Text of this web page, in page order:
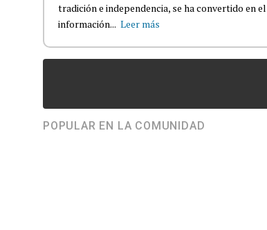
tradición e independencia, se ha convertido en
información... Leer más
POPULAR EN LA COMUNIDAD